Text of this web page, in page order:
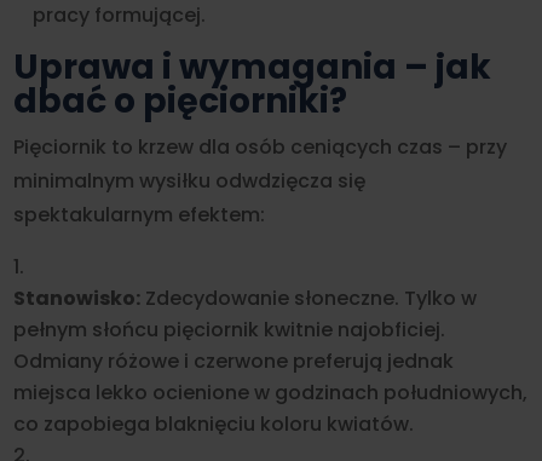
pracy formującej.
Uprawa i wymagania – jak
dbać o pięciorniki?
Pięciornik to krzew dla osób ceniących czas – przy
minimalnym wysiłku odwdzięcza się
spektakularnym efektem:
Stanowisko: Zdecydowanie słoneczne. Tylko w
pełnym słońcu pięciornik kwitnie najobficiej.
Odmiany różowe i czerwone preferują jednak
miejsca lekko ocienione w godzinach południowych,
co zapobiega blaknięciu koloru kwiatów.